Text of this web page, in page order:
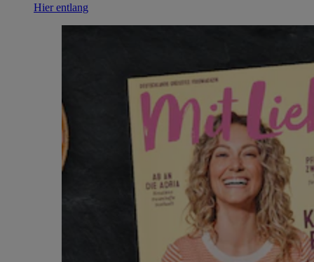
Hier entlang